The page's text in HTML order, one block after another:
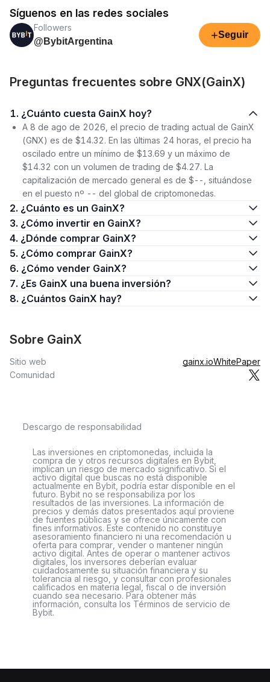
Síguenos en las redes sociales
Followers
@BybitArgentina
+Seguir
Preguntas frecuentes sobre GNX(GainX)
1. ¿Cuánto cuesta GainX hoy?
A 8 de ago de 2026, el precio de trading actual de GainX
(GNX) es de $14.32. En las últimas 24 horas, el precio ha
oscilado entre un mínimo de $13.69 y un máximo de
$14.32 con un volumen de trading de $4.27. La
capitalización de mercado general es de $--, situándose
en el puesto nº -- del global de criptomonedas.
2. ¿Cuánto es un GainX?
3. ¿Cómo invertir en GainX?
4. ¿Dónde comprar GainX?
5. ¿Cómo comprar GainX?
6. ¿Cómo vender GainX?
7. ¿Es GainX una buena inversión?
8. ¿Cuántos GainX hay?
Sobre GainX
Sitio web gainx.ioWhitePaper
Comunidad
Descargo de responsabilidad
Las inversiones en criptomonedas, incluida la
compra de y otros recursos digitales en Bybit,
implican un riesgo de mercado significativo. Si el
activo digital que buscas no está disponible
actualmente en Bybit, podría estar disponible en el
futuro. Bybit no se responsabiliza por los
resultados de las inversiones. La información de
precios y demás datos presentados aquí proviene
de fuentes públicas y se ofrece únicamente con
fines informativos. Este contenido no constituye
asesoramiento financiero ni una recomendación u
oferta para comprar, vender o mantener ningún
activo digital. Antes de operar o mantener activos
digitales, los inversores deberían evaluar
cuidadosamente su situación financiera y su
tolerancia al riesgo, y consultar con profesionales
calificados en materia legal, fiscal o de inversión
cuando sea necesario. Para obtener más
información, consulta los Términos de servicio de
Bybit.